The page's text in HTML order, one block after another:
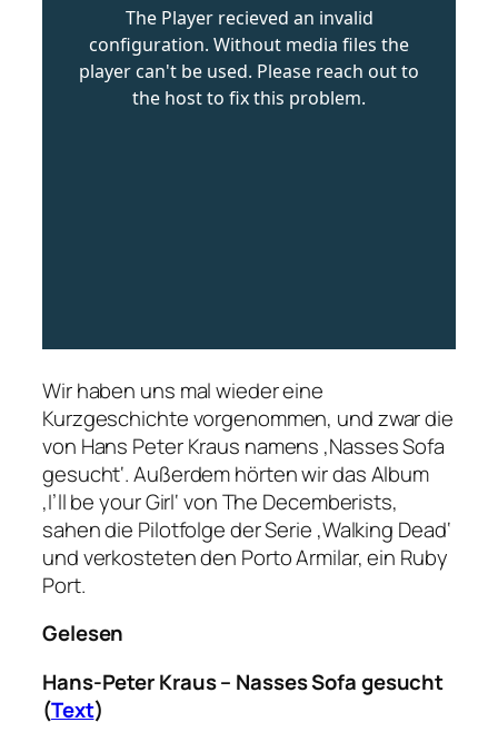
Wir haben uns mal wieder eine
Kurzgeschichte vorgenommen, und zwar die
von Hans Peter Kraus namens ‚Nasses Sofa
gesucht‘. Außerdem hörten wir das Album
‚I’ll be your Girl‘ von The Decemberists,
sahen die Pilotfolge der Serie ‚Walking Dead‘
und verkosteten den Porto Armilar, ein Ruby
Port.
Gelesen
Hans-Peter Kraus – Nasses Sofa gesucht
(Text)